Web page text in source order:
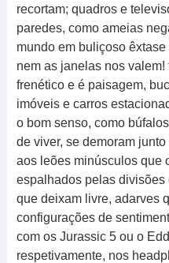
recortam; quadros e
paredes, como ameias
mundo em buliçoso
nem as janelas nos
frenético e é paisagem,
imóveis e carros
o bom senso, como
de viver, se demoram
aos leões minúsculos que
espalhados pelas
que deixam livre, adarves
configurações de
com os Jurassic 5 ou o
respetivamente, nos